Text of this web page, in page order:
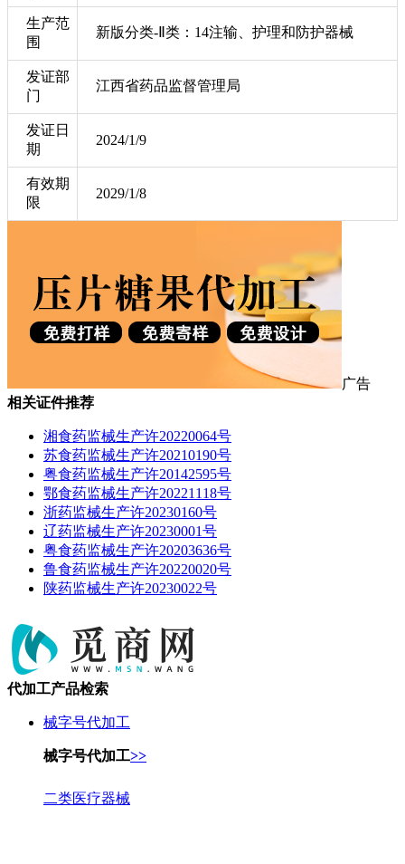
生产范
围
新版分类-Ⅱ类：14注输、护理和防护器械
发证部
门
江西省药品监督管理局
发证日
期
2024/1/9
有效期
限
2029/1/8
广告
相关证件推荐
湘食药监械生产许20220064号
苏食药监械生产许20210190号
粤食药监械生产许20142595号
鄂食药监械生产许20221118号
浙药监械生产许20230160号
辽药监械生产许20230001号
粤食药监械生产许20203636号
鲁食药监械生产许20220020号
陕药监械生产许20230022号
代加工产品检索
械字号代加工
械字号代加工>>
二类医疗器械